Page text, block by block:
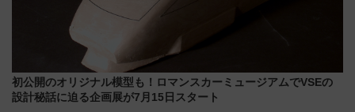
初公開のオリジナル模型も！ロマンスカーミュージアムでVSEの
設計秘話に迫る企画展が7月15日スタート